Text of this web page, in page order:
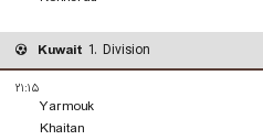
Kuwait 1. Division
۲۱:۱۵
Yarmouk
Khaitan